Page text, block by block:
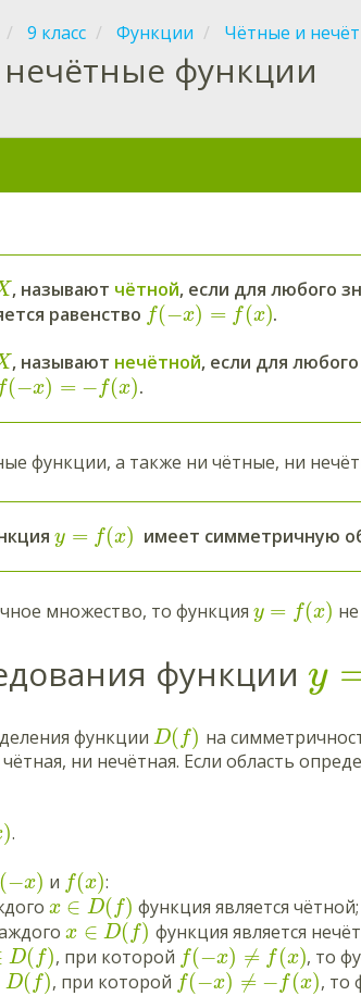
9 класс Функции Чётные и
функции
, называют чётной, если для любого
равенство f(−x) = f(x).
, называют нечётной, если для
f(−x) = − f(x).
функции, а также ни чётные, ни
y = f(x) имеет симметричную
множество, то функция y = f(x)
функции y
функции D( f) на
ни нечётная. Если область
).
(−x) и f(x):
x ∈ D( f) функция является чётной;
x ∈ D( f) функция является
D( f), при которой f(−x) ≠ f(x), то
D( f), при которой f(−x) ≠ − f(x), то